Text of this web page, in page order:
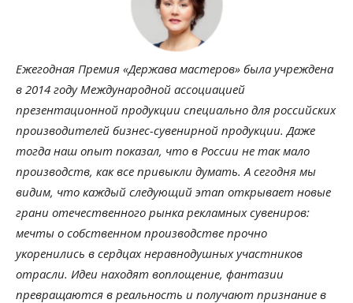
Ежегодная Премия «Держава мастеров» была учреждена
в 2014 году Международной ассоциацией
презентационной продукции специально для российских
производителей бизнес-сувенирной продукции. Даже
тогда наш опыт показал, что в России не так мало
производств, как все привыкли думать. А сегодня мы
видим, что каждый следующий этап открывает новые
грани отечественного рынка рекламных сувениров:
мечты о собственном производстве прочно
укоренились в сердцах неравнодушных участников
отрасли. Идеи находят воплощение, фантазии
превращаются в реальность и получают признание в